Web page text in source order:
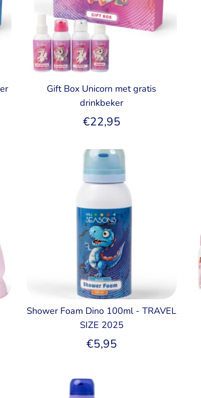
Gift Box Unicorn met gratis
drinkbeker
€22,95
Shower Foam Dino 100ml - TRAVEL
SIZE 2025
€5,95